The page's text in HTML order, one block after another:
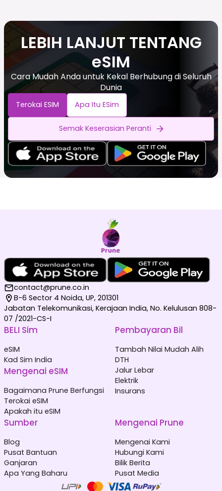
LEBIH LANJUT TENTANG
eSIM
Cara Mudah Anda untuk Kekal Berhubung di Seluruh
Dunia
Terokai ESIM Apa Itu ESim
Semak Keserasian Peranti
contact@prune.co.in
B-6 Sector 4 Noida, UP, 201301
Jabatan Telekomunikasi, Kerajaan India, No. Kelulusan 808-
07 /2021-CS-I
BELI Sim
eSIM
Kad Sim India
Mengenai eSIM
Bagaimana Prune Berfungsi
Terokai eSIM
Apakah itu eSIM
Pembayaran Bil
Tambah Nilai Mudah Alih
DTH
Jalur Lebar
Elektrik
Insurans
Sumber
Blog
Pusat Bantuan
Ganjaran
Apa Yang Baharu
Mengenai Prune
Mengenai Kami
Hubungi Kami
Bilik Berita
Pusat Media